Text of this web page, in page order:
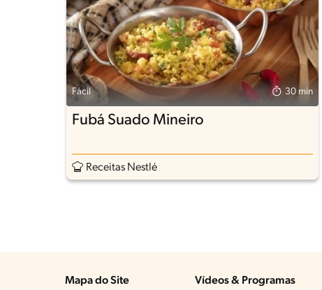
Fácil 30 min
Fubá Suado Mineiro
Receitas Nestlé
Mapa do Site Vídeos & Programas​